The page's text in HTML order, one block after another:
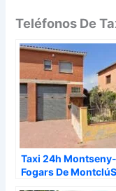
Teléfonos De
Taxi 24h Montseny-
Fogars De